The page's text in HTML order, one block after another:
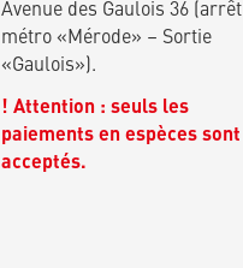
Avenue des Gaulois 36 (arrêt
métro «Mérode» – Sortie
«Gaulois»).
! Attention : seuls les
paiements en espèces sont
acceptés.